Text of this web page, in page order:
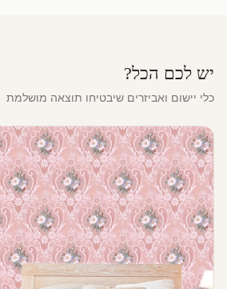
יש לכם הכל?
כלי יישום ואביזרים שיבטיחו תוצאה מושלמת